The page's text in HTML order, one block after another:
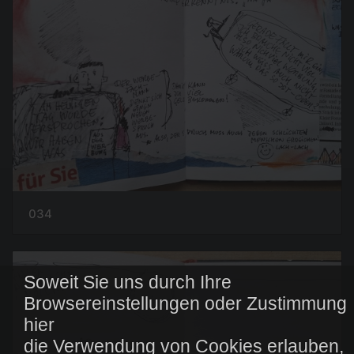
Soweit Sie uns durch Ihre
Browsereinstellungen oder Zustimmung
hier
die Verwendung von Cookies erlauben,
034